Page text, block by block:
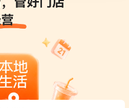
增长方法
有赞专家说
新零售最佳实践